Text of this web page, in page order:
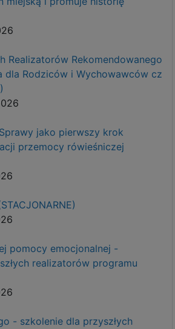
Realizatorów Rekomendowanego
dla Rodziców i Wychowawców cz
jako pierwszy krok
przemocy rówieśniczej
pomocy emocjonalnej -
realizatorów programu
- szkolenie dla przyszłych